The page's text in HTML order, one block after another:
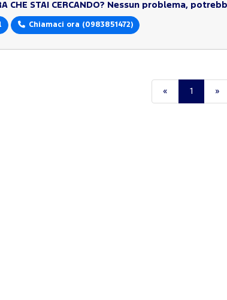
CHE STAI CERCANDO? Nessun problema,
Chiamaci ora (0983851472)
« 1 »